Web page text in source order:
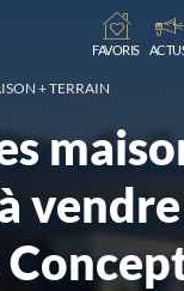
Chargement...
FAVORIS
+ TERRAIN
vendre